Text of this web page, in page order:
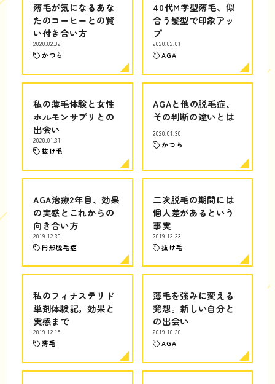
薄毛が気になるあな
たのコーヒーとの賢
い付き合い方
2020.02.02
かつら
40代M字型薄毛、似
合う髪型で印象アッ
プ
2020.02.01
AGA
私の薄毛体験と女性
ホルモンサプリとの
出会い
2020.01.31
抜け毛
AGAと他の脱毛症、
その判断の違いとは
2020.01.30
かつら
AGA治療2年目、効果
の実感とこれからの
向き合い方
2019.12.30
円形脱毛症
二次脱毛の期間には
個人差があるという
事実
2019.12.23
抜け毛
私のフィナステリド
単剤体験記。効果と
実感まで
2019.12.15
薄毛
薄毛を強みに変える
発想。新しい自分と
の出会い
2019.10.30
AGA